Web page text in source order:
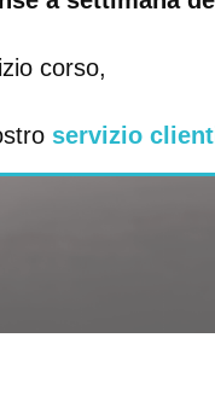
corso,
servizio